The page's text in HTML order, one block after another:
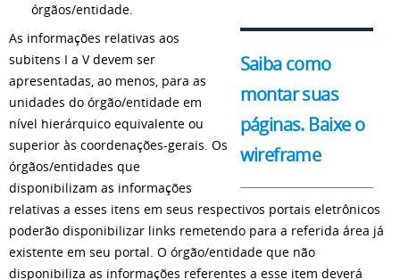
órgãos/entidade.
Saiba como
montar suas
páginas. Baixe o
wireframe
As informações relativas aos
subitens I a V devem ser
apresentadas, ao menos, para as
unidades do órgão/entidade em
nível hierárquico equivalente ou
superior às coordenações-gerais. Os
órgãos/entidades que
disponibilizam as informações
relativas a esses itens em seus respectivos portais eletrônicos
poderão disponibilizar links remetendo para a referida área já
existente em seu portal. O órgão/entidade que não
disponibiliza as informações referentes a esse item deverá